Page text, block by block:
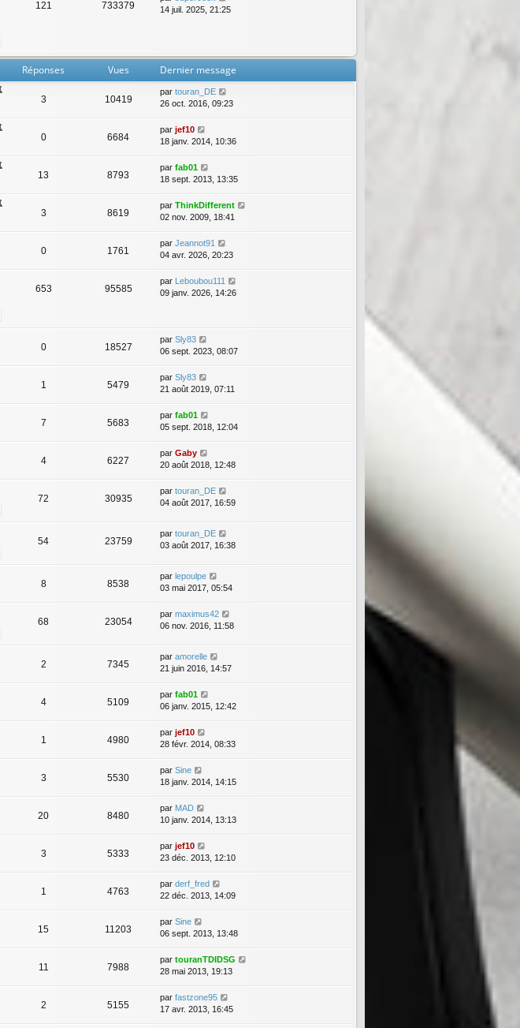
121 733379
14 juil. 2025, 21:25
Réponses Vues Dernier message
3 10419
par touran_DE
26 oct. 2016, 09:23
0 6684
par jef10
18 janv. 2014, 10:36
13 8793
par fab01
18 sept. 2013, 13:35
3 8619
par ThinkDifferent
02 nov. 2009, 18:41
0 1761
par Jeannot91
04 avr. 2026, 20:23
653 95585
par Leboubou111
09 janv. 2026, 14:26
0 18527
par Sly83
06 sept. 2023, 08:07
1 5479
par Sly83
21 août 2019, 07:11
7 5683
par fab01
05 sept. 2018, 12:04
4 6227
par Gaby
20 août 2018, 12:48
72 30935
par touran_DE
04 août 2017, 16:59
54 23759
par touran_DE
03 août 2017, 16:38
8 8538
par lepoulpe
03 mai 2017, 05:54
68 23054
par maximus42
06 nov. 2016, 11:58
2 7345
par amorelle
21 juin 2016, 14:57
4 5109
par fab01
06 janv. 2015, 12:42
1 4980
par jef10
28 févr. 2014, 08:33
3 5530
par Sine
18 janv. 2014, 14:15
20 8480
par MAD
10 janv. 2014, 13:13
3 5333
par jef10
23 déc. 2013, 12:10
1 4763
par derf_fred
22 déc. 2013, 14:09
15 11203
par Sine
06 sept. 2013, 13:48
11 7988
par touranTDIDSG
28 mai 2013, 19:13
2 5155
par fastzone95
17 avr. 2013, 16:45